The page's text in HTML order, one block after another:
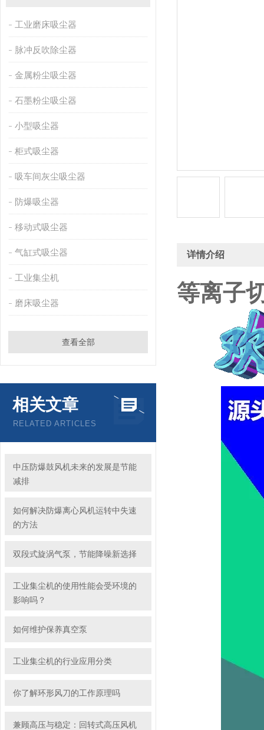
工业磨床吸尘器
脉冲反吹除尘器
金属粉尘吸尘器
石墨粉尘吸尘器
小型吸尘器
柜式吸尘器
吸车间灰尘吸尘器
防爆吸尘器
移动式吸尘器
气缸式吸尘器
工业集尘机
磨床吸尘器
查看全部
相关文章
RELATED ARTICLES
中压防爆鼓风机未来的发展是节能
减排
如何解决防爆离心风机运转中失速
的方法
双段式旋涡气泵，节能降噪新选择
工业集尘机的使用性能会受环境的
影响吗？
如何维护保养真空泵
工业集尘机的行业应用分类
你了解环形风刀的工作原理吗
兼顾高压与稳定：回转式高压风机
详情介绍
等离子